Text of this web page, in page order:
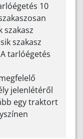
10
szakasz
szakasz
tarlóégetés
jelenlétéről
egy traktort